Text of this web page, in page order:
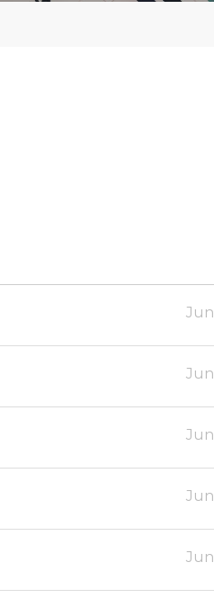
Jun
Jun
Jun
Jun
Jun